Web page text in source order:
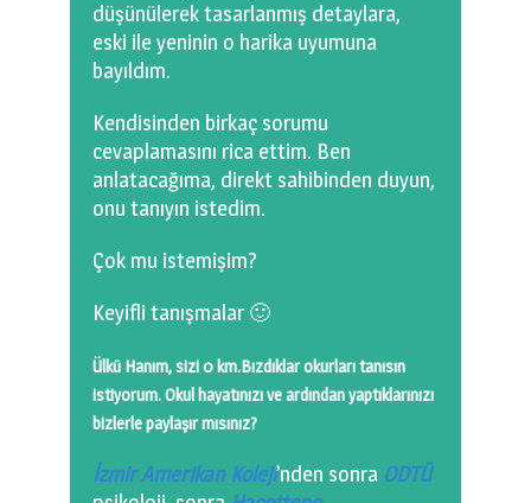
düşünülerek tasarlanmış detaylara,
eski ile yeninin o harika uyumuna
bayıldım.
Kendisinden birkaç sorumu
cevaplamasını rica ettim. Ben
anlatacağıma, direkt sahibinden duyun,
onu tanıyın istedim.
Çok mu istemişim?
Keyifli tanışmalar 🙂
Ülkü Hanım, sizi 0 km.Bızdıklar okurları tanısın
istiyorum. Okul hayatınızı ve ardından yaptıklarınızı
bizlerle paylaşır mısınız?
İzmir Amerikan Koleji’nden sonra ODTÜ